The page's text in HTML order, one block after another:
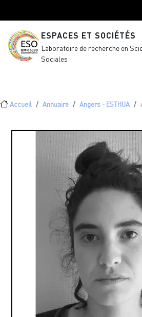
ESPACES ET SOCIÉTÉS
Laboratoire de recherche en
Sociales
Fil d'Ariane
Accueil Annuaire Angers - ESTHUA